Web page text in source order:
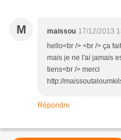
M maissou 17/12/2013
hello<br /> <br /> ça
mais je ne l'ai jamais
tiens<br /> merci
http://
Répondre